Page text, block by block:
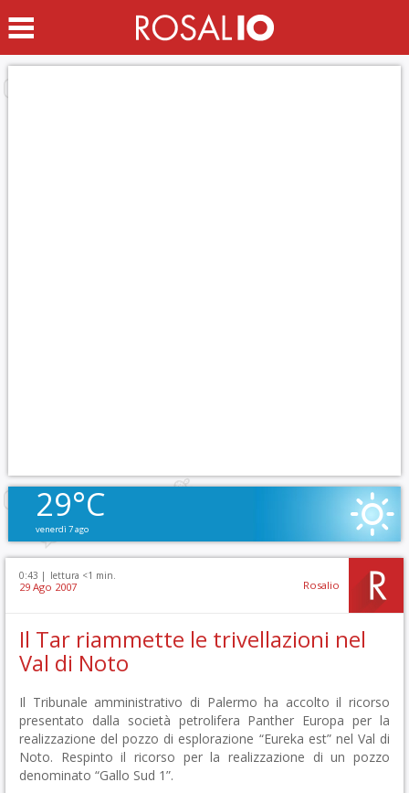
29°C
venerdì 7 ago
0:43 | lettura <1 min.
29 Ago 2007 Rosalio
Il Tar riammette le trivellazioni nel
Val di Noto
Il Tribunale amministrativo di Palermo ha accolto il ricorso
presentato dalla società petrolifera Panther Europa per la
realizzazione del pozzo di esplorazione “Eureka est” nel Val di
Noto. Respinto il ricorso per la realizzazione di un pozzo
denominato “Gallo Sud 1”.